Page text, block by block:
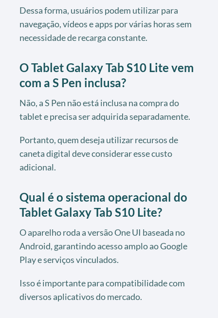
Dessa forma, usuários podem utilizar para
navegação, vídeos e apps por várias horas sem
necessidade de recarga constante.
O Tablet Galaxy Tab S10 Lite vem
com a S Pen inclusa?
Não, a S Pen não está inclusa na compra do
tablet e precisa ser adquirida separadamente.
Portanto, quem deseja utilizar recursos de
caneta digital deve considerar esse custo
adicional.
Qual é o sistema operacional do
Tablet Galaxy Tab S10 Lite?
O aparelho roda a versão One UI baseada no
Android, garantindo acesso amplo ao Google
Play e serviços vinculados.
Isso é importante para compatibilidade com
diversos aplicativos do mercado.